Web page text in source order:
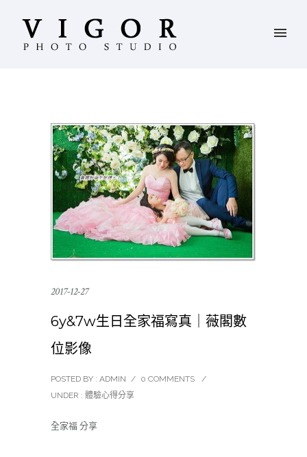
2017-12-27
6y&7w生日全家福寫真｜薇閣數
位影像
POSTED BY : ADMIN / 0 COMMENTS
/
UNDER : 體驗心得分享
全家福 分享